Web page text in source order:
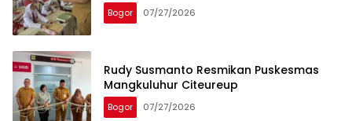
Bogor 07/27/2026
Rudy Susmanto Resmikan Puskesmas
Mangkuluhur Citeureup
Bogor 07/27/2026